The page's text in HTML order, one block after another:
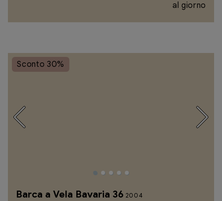
al giorno
Sconto 30%
Barca a Vela Bavaria 36 2004